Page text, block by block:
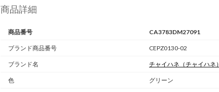
商品詳細
商品番号 CA3783DM27091
ブランド商品番号 CEPZ0130-02
ブランド名 チャイハネ （チャイハネ）
色 グリーン